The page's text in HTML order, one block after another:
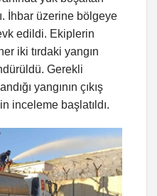
İhbar üzerine bölgeye
edildi. Ekiplerin
iki tırdaki yangın
Gerekli
yangının çıkış
inceleme başlatıldı.